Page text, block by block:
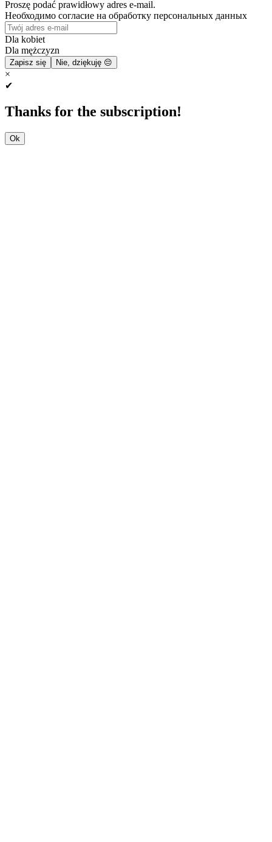
Proszę podać prawidłowy adres e-mail.
Необходимо согласие на обработку персональных данных
Dla kobiet
Dla mężczyzn
Zapisz się Nie, dziękuję 😔
×
✔
Thanks for the subscription!
Ok